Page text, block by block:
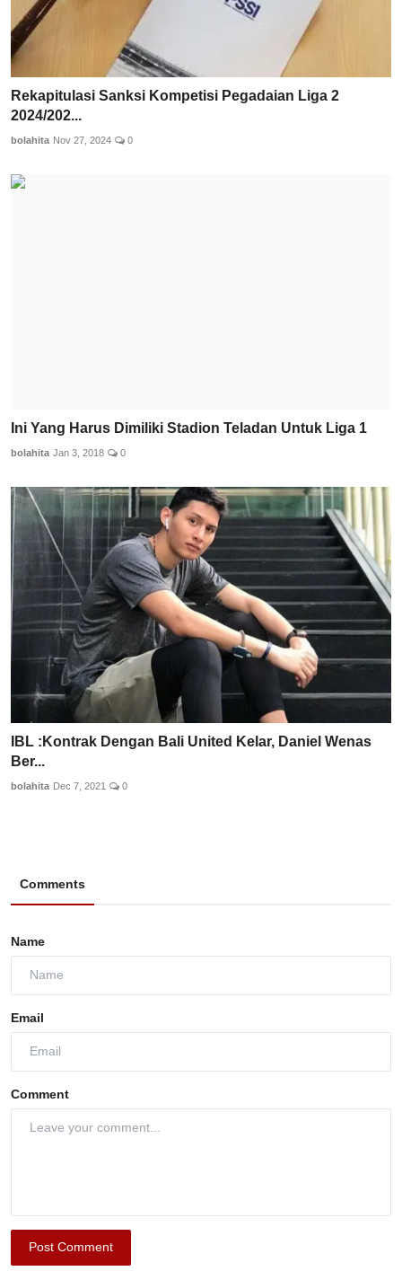
Rekapitulasi Sanksi Kompetisi Pegadaian Liga 2
2024/202...
bolahita Nov 27, 2024 0
Ini Yang Harus Dimiliki Stadion Teladan Untuk Liga 1
bolahita Jan 3, 2018 0
IBL :Kontrak Dengan Bali United Kelar, Daniel Wenas
Ber...
bolahita Dec 7, 2021 0
Comments
Name
Email
Comment
Post Comment